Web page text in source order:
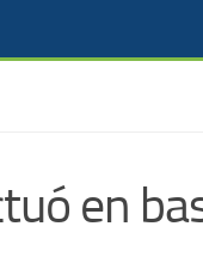
en